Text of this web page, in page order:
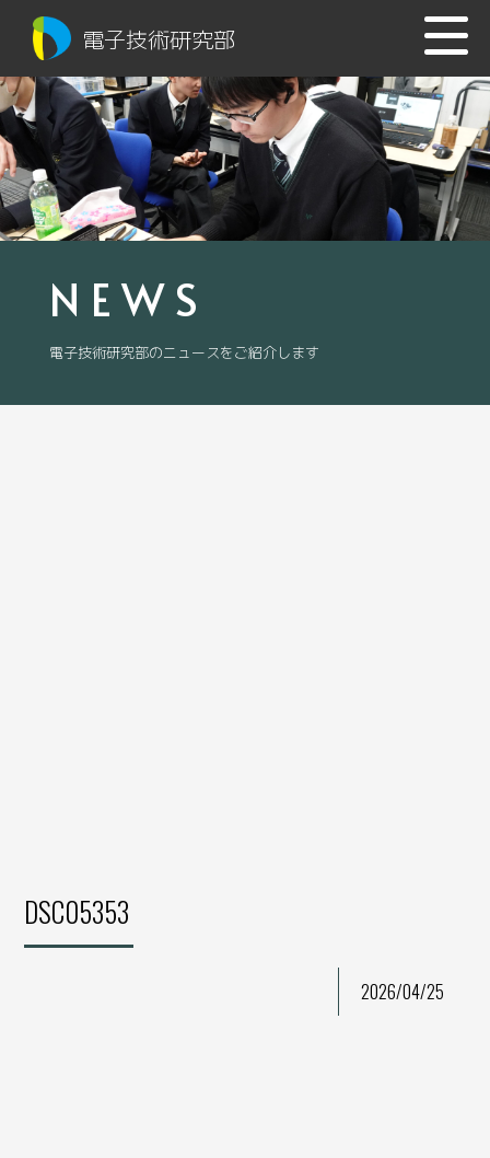
電子技術研究部
NEWS
電子技術研究部のニュースをご紹介します
DSC05353
2026/04/25